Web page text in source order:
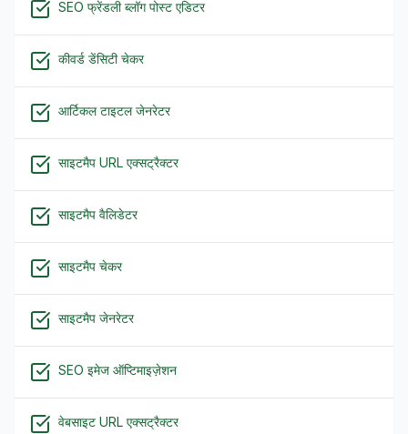
SEO फ्रेंडली ब्लॉग पोस्ट एडिटर
कीवर्ड डेंसिटी चेकर
आर्टिकल टाइटल जेनरेटर
साइटमैप URL एक्सट्रैक्टर
साइटमैप वैलिडेटर
साइटमैप चेकर
साइटमैप जेनरेटर
SEO इमेज ऑप्टिमाइज़ेशन
वेबसाइट URL एक्सट्रैक्टर